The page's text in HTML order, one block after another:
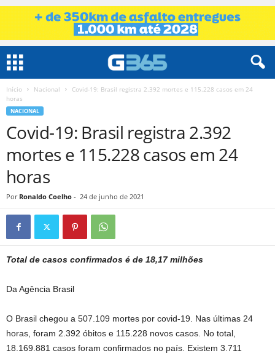
Início Nacional
Covid-19: Brasil registra 2.392 mortes e 115.228 casos em 24
horas
NACIONAL
Covid-19: Brasil registra 2.392
mortes e 115.228 casos em 24
horas
Por Ronaldo Coelho - 24 de junho de 2021
Total de casos confirmados é de 18,17 milhões
Da Agência Brasil
O Brasil chegou a 507.109 mortes por covid-19. Nas últimas 24
horas, foram 2.392 óbitos e 115.228 novos casos. No total,
18.169.881 casos foram confirmados no país. Existem 3.711